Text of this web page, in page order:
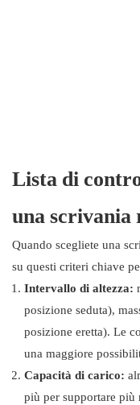
Lista di
una scrivania
Quando scegliete una
su questi criteri chiave
Intervallo di altezza:
posizione seduta),
posizione eretta). Le
una maggiore
Capacità di carico:
più per supportare più